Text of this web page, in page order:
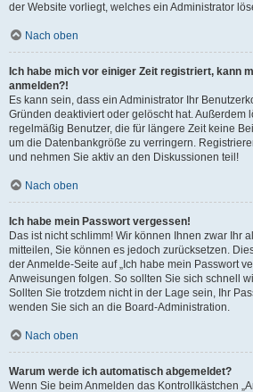
der Website vorliegt, welches ein Administrator
Nach oben
Ich habe mich vor einiger Zeit registriert, kann
anmelden?!
Es kann sein, dass ein Administrator Ihr
Gründen deaktiviert oder gelöscht hat. Außerdem
regelmäßig Benutzer, die für längere Zeit keine
um die Datenbankgröße zu verringern.
und nehmen Sie aktiv an den Diskussionen teil!
Nach oben
Ich habe mein Passwort vergessen!
Das ist nicht schlimm! Wir können Ihnen zwar Ihr
mitteilen, Sie können es jedoch zurücksetzen.
der Anmelde-Seite auf „Ich habe mein Passwort
Anweisungen folgen. So sollten Sie sich schnell
Sollten Sie trotzdem nicht in der Lage sein, Ihr
wenden Sie sich an die Board-Administration.
Nach oben
Warum werde ich automatisch abgemeldet?
Wenn Sie beim Anmelden das Kontrollkästchen